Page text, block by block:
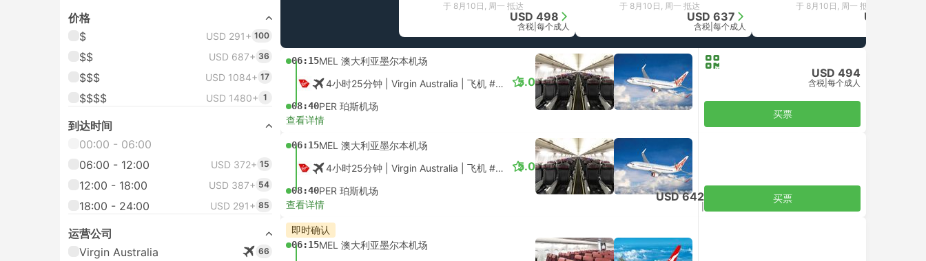
价格
$
USD 291+ 100
$$ USD 687+ 36
$$$ USD 1084+ 17
$$$$ USD 1480+ 1
到达时间
00:00 - 06:00
06:00 - 12:00
USD 372+ 15
12:00 - 18:00 USD 387+ 54
18:00 - 24:00 USD 291+ 85
运营公司
Virgin Australia
66
于 8月10日, 周一 抵达
USD 498
含税 每个成人
于 8月10日, 周一 抵达
USD 637
含税 每个成人
于 8月10日, 周一 抵达
USD 740
06:15MEL 澳大利亚墨尔本机场
4小时25分钟 | Virgin Australia 飞机 #VA675 |经济舱
08:40PER 珀斯机场
5.0
查看详情
USD 494
含税 每个成人
买票
06:15MEL 澳大利亚墨尔本机场
4小时25分钟 | Virgin Australia 飞机 #VA675 |经济舱
08:40PER 珀斯机场
5.0
查看详情
USD 642 买票
即时确认
06:15MEL 澳大利亚墨尔本机场